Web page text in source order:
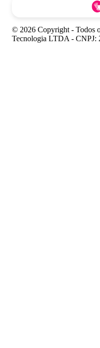
© 2026 Copyright - Todos
Tecnologia LTDA - CNPJ: